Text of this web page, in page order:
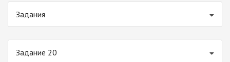
Задания
Задание 20